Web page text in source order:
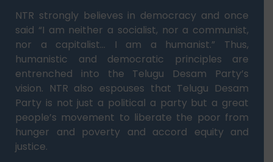
NTR strongly believes in democracy and once
said “I am neither a socialist, nor a communist,
nor a capitalist… I am a humanist.” Thus,
humanistic and democratic principles are
entrenched into the Telugu Desam Party’s
vision. NTR also espouses that Telugu Desam
Party is not just a political a party but a great
people’s movement to liberate the poor from
hunger and poverty and accord equity and
justice.